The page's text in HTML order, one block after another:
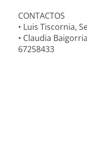
CONTACTOS
• Luis Tiscornia,
• Claudia
67258433